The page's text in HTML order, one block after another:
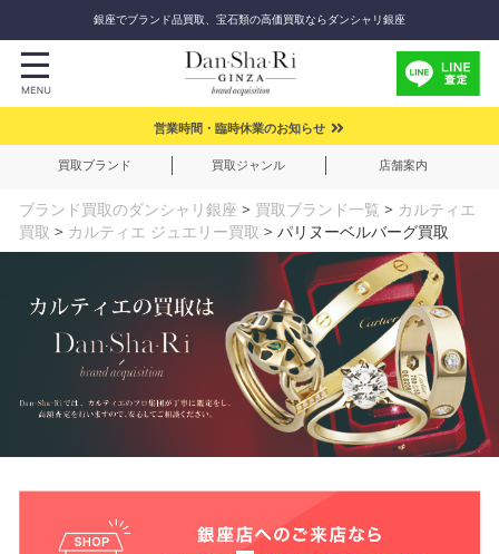
銀座でブランド品買取、宝石類の高価買取ならダンシャリ銀座
営業時間・臨時休業のお知らせ
買取ブランド 買取ジャンル 店舗案内
ブランド買取のダンシャリ銀座 > 買取ブランド一覧 > カルティエ
買取 > カルティエ ジュエリー買取 > パリヌーベルバーグ買取